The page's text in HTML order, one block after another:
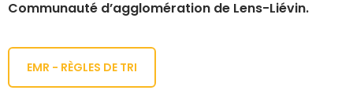
Communauté d’agglomération de Lens-Liévin.
EMR - RÈGLES DE TRI